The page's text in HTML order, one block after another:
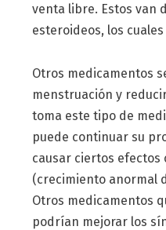
venta libre. Estos van
esteroideos, los
Otros medicamentos
menstruación y
toma este tipo de
puede continuar su
causar ciertos efectos
(crecimiento anormal
Otros medicamentos
podrían mejorar los